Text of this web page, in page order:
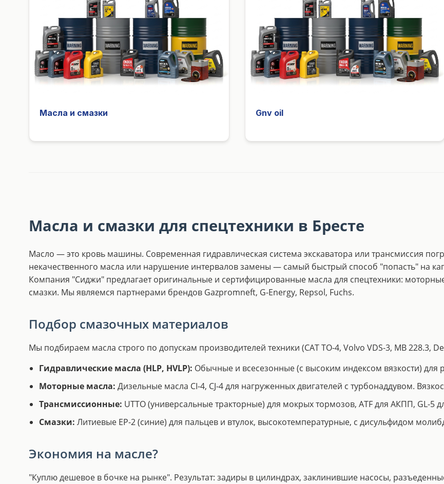
Масла и смазки Gnv oil
Масла и смазки для спецтехники в Бресте
Масло — это кровь машины. Современная гидравлическая система экскаватора или трансмиссия
некачественного масла или нарушение интервалов замены — самый быстрый способ "попасть" на
Компания "Сиджи" предлагает оригинальные и сертифицированные масла для спецтехники:
смазки. Мы являемся партнерами брендов Gazpromneft, G-Energy, Repsol, Fuchs.
Подбор смазочных материалов
Мы подбираем масла строго по допускам производителей техники (CAT TO-4, Volvo VDS-3, MB 228.3,
Гидравлические масла (HLP, HVLP): Обычные и всесезонные (с высоким индексом вязкости) для
Моторные масла: Дизельные масла CI-4, CJ-4 для нагруженных двигателей с турбонаддувом.
Трансмиссионные: UTTO (универсальные тракторные) для мокрых тормозов, ATF для АКПП, GL-5
Смазки: Литиевые EP-2 (синие) для пальцев и втулок, высокотемпературные, с дисульфидом
Экономия на масле?
"Куплю дешевое в бочке на рынке". Результат: задиры в цилиндрах, заклинившие насосы,